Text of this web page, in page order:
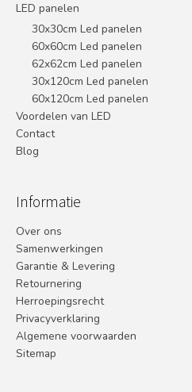
LED panelen
30x30cm Led panelen
60x60cm Led panelen
62x62cm Led panelen
30x120cm Led panelen
60x120cm Led panelen
Voordelen van LED
Contact
Blog
Informatie
Over ons
Samenwerkingen
Garantie & Levering
Retournering
Herroepingsrecht
Privacyverklaring
Algemene voorwaarden
Sitemap